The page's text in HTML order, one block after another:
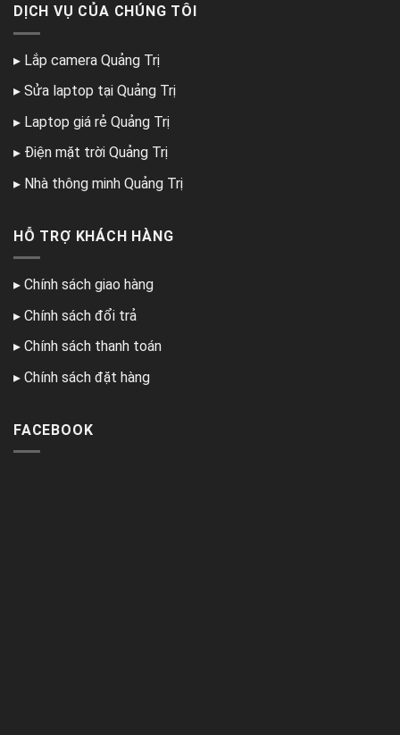
DỊCH VỤ CỦA CHÚNG TÔI
▸ Lắp camera Quảng Trị
▸ Sửa laptop tại Quảng Trị
▸ Laptop giá rẻ Quảng Trị
▸ Điện mặt trời Quảng Trị
▸ Nhà thông minh Quảng Trị
HỖ TRỢ KHÁCH HÀNG
▸ Chính sách giao hàng
▸ Chính sách đổi trả
▸ Chính sách thanh toán
▸ Chính sách đặt hàng
FACEBOOK